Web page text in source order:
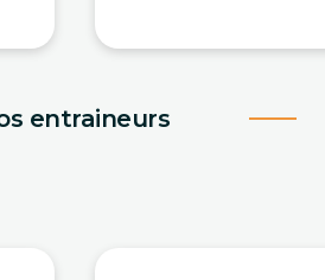
entraineurs